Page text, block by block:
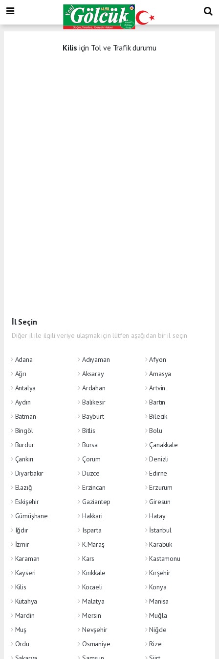
Kilis için Tol ve Trafik durumu
İl Seçin
Diğer il ile ilgili veriye ulaşmak için lütfen aşağıdan bir il seçin
Adana Adıyaman
Afyon
Ağrı
Aksaray
Amasya
Antalya
Ardahan
Artvin
Aydın
Balıkesir
Bartın
Batman
Bayburt
Bilecik
Bingöl
Bitlis
Bolu
Burdur
Bursa
Çanakkale
Çankırı
Çorum
Denizli
Diyarbakır
Düzce
Edirne
Elazığ
Erzincan
Erzurum
Eskişehir
Gaziantep
Giresun
Gümüşhane
Hakkari
Hatay
Iğdır
Isparta
İstanbul
İzmir
K.Maraş
Karabük
Karaman
Kars
Kastamonu
Kayseri
Kırıkkale
Kırşehir
Kilis
Kocaeli
Konya
Kütahya
Malatya
Manisa
Mardin
Mersin
Muğla
Muş
Nevşehir
Niğde
Ordu
Osmaniye
Rize